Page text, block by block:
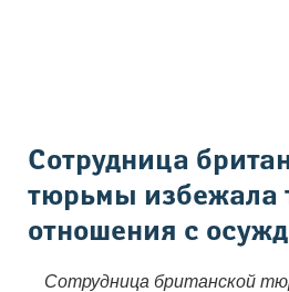
Вы здесь
Сотрудница
тюрьмы избежала
отношения с
Сотрудница британской